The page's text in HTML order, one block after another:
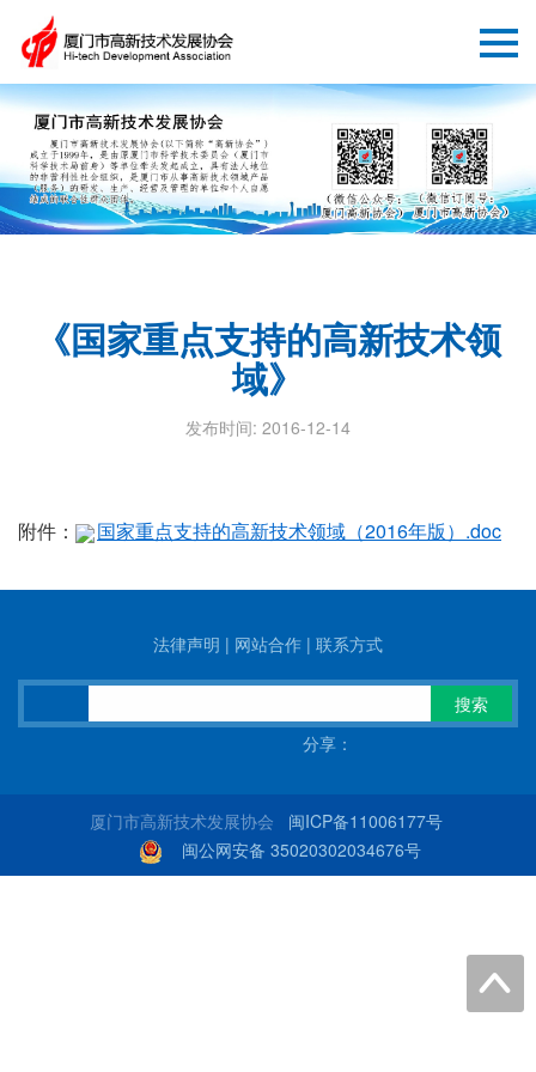
《国家重点支持的高新技术领
域》
发布时间: 2016-12-14
附件： 国家重点支持的高新技术领域（2016年版）.doc
法律声明 | 网站合作 | 联系方式
搜索
分享：
厦门市高新技术发展协会 闽ICP备11006177号
闽公网安备 35020302034676号